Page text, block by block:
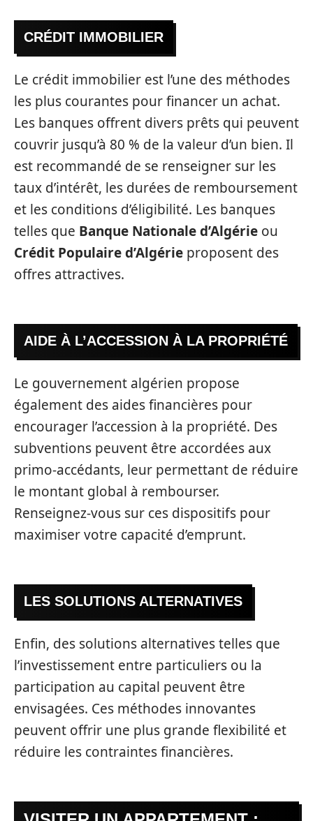
CRÉDIT IMMOBILIER
Le crédit immobilier est l’une des méthodes
les plus courantes pour financer un achat.
Les banques offrent divers prêts qui peuvent
couvrir jusqu’à 80 % de la valeur d’un bien. Il
est recommandé de se renseigner sur les
taux d’intérêt, les durées de remboursement
et les conditions d’éligibilité. Les banques
telles que Banque Nationale d’Algérie ou
Crédit Populaire d’Algérie proposent des
offres attractives.
AIDE À L’ACCESSION À LA PROPRIÉTÉ
Le gouvernement algérien propose
également des aides financières pour
encourager l’accession à la propriété. Des
subventions peuvent être accordées aux
primo-accédants, leur permettant de réduire
le montant global à rembourser.
Renseignez-vous sur ces dispositifs pour
maximiser votre capacité d’emprunt.
LES SOLUTIONS ALTERNATIVES
Enfin, des solutions alternatives telles que
l’investissement entre particuliers ou la
participation au capital peuvent être
envisagées. Ces méthodes innovantes
peuvent offrir une plus grande flexibilité et
réduire les contraintes financières.